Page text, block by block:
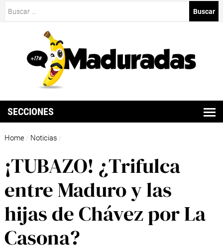
SECCIONES
Home / Noticias /
¡TUBAZO! ¿Trifulca
entre Maduro y las
hijas de Chávez por La
Casona?